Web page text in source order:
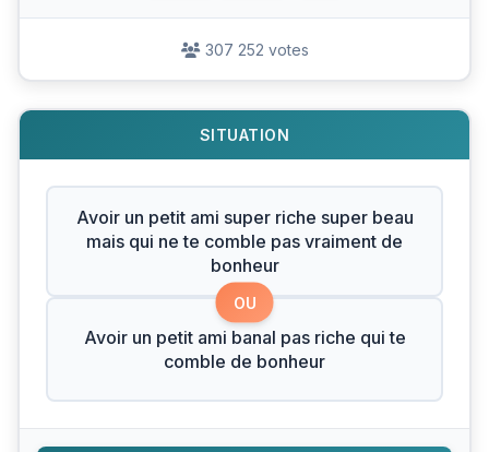
307 252 votes
SITUATION
Avoir un petit ami super riche super beau
mais qui ne te comble pas vraiment de
bonheur
OU
Avoir un petit ami banal pas riche qui te
comble de bonheur